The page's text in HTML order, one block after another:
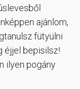
ajánlom,
fütyülni
éjjel bepisilsz!
ilyen pogány